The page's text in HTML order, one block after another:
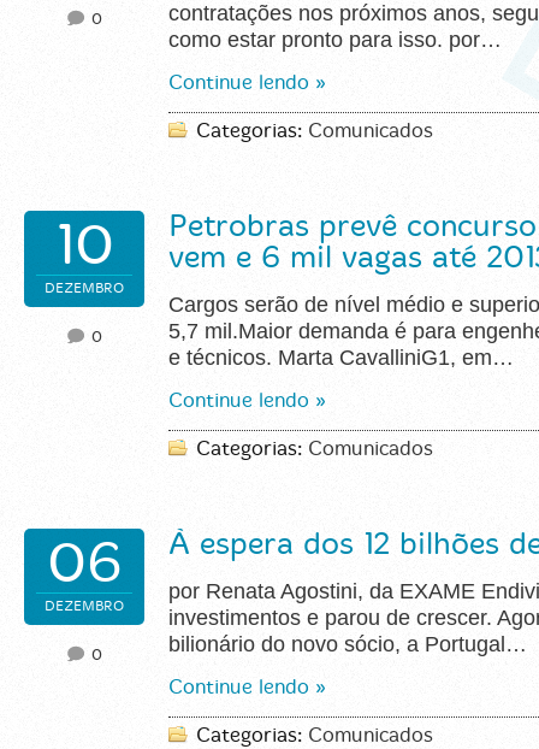
0
contratações nos próximos anos,
como estar pronto para isso. por…
Continue lendo »
Categorias: Comunicados
10
DEZEMBRO
0
Petrobras prevê
vem e 6 mil vagas até
Cargos serão de nível médio e
5,7 mil.Maior demanda é para
e técnicos. Marta CavalliniG1, em…
Continue lendo »
Categorias: Comunicados
06
DEZEMBRO
0
À espera dos 12 bilhões
por Renata Agostini, da EXAME
investimentos e parou de crescer.
bilionário do novo sócio, a Portugal…
Continue lendo »
Categorias: Comunicados